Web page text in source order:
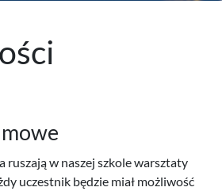
ruszają w naszej szkole warsztaty
uczestnik będzie miał możliwość